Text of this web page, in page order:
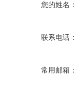
您的姓名：
联系电话：
常用邮箱：